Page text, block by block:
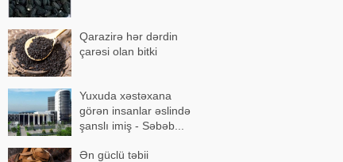
Qarazirə hər dərdin
çarəsi olan bitki
Yuxuda xəstəxana
görən insanlar əslində
şanslı imiş - Səbəb...
Ən güclü təbii